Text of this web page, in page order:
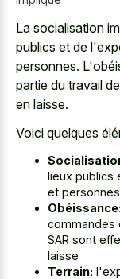
La socialisation
publics et de
personnes.
partie du travail
en laisse.
Voici quelques
lieux publics
et personnes
Obéissance:
commandes
SAR sont
laisse
Terrain: